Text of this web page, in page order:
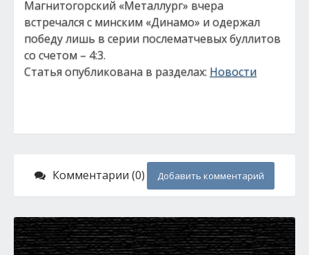
Магнитогорский «Металлург» вчера
встречался с минским «Динамо» и одержал
победу лишь в серии послематчевых буллитов
со счетом – 4:3.
Статья опубликована в разделах: Новости
Комментарии (0) Добавить комментарий